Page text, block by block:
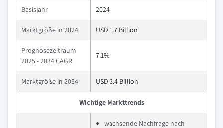
Basisjahr 2024
Marktgröße in 2024 USD 1.7 Billion
Prognosezeitraum
2025 - 2034 CAGR
7.1%
Marktgröße in 2034 USD 3.4 Billion
Wichtige Markttrends
wachsende Nachfrage nach